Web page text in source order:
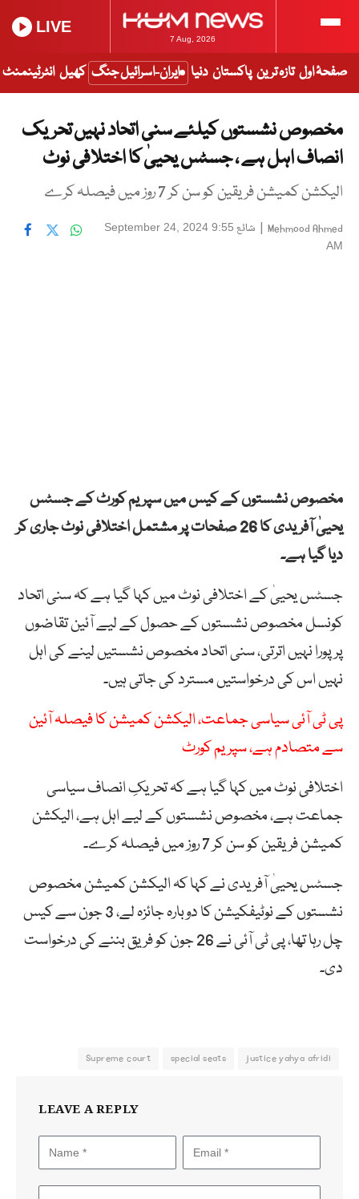
7 Aug, 2026
LIVE
صفحۂ اول تازہ ترین پاکستان دنیا ایران-اسرائیل جنگ کھیل انٹرٹینمنٹ
مخصوص نشستوں کیلئے سنی اتحاد نہیں تحریک
انصاف اہل ہے ، جسٹس یحییٰ کا اختلافی نوٹ
الیکشن کمیشن فریقین کو سن کر 7 روز میں فیصلہ کرے
Mehmood Ahmed
| شائع September 24, 2024 9:55
AM
مخصوص نشستوں کے کیس میں سپریم کورٹ کے جسٹس
یحییٰ آفریدی کا 26 صفحات پر مشتمل اختلافی نوٹ جاری کر
دیا گیا ہے۔
جسٹس یحییٰ کے اختلافی نوٹ میں کہا گیا ہے کہ سنی اتحاد
کونسل مخصوص نشستوں کے حصول کے لیے آئین تقاضوں
پر پورا نہیں اترتی، سنی اتحاد مخصوص نشستیں لینے کی اہل
نہیں اس کی درخواستیں مسترد کی جاتی ہیں۔
پی ٹی آئی سیاسی جماعت، الیکشن کمیشن کا فیصلہ آئین
سے متصادم ہے، سپریم کورٹ
اختلافی نوٹ میں کہا گیا ہے کہ تحریکِ انصاف سیاسی
جماعت ہے، مخصوص نشستوں کے لیے اہل ہے، الیکشن
کمیشن فریقین کو سن کر 7 روز میں فیصلہ کرے۔
جسٹس یحییٰ آفریدی نے کہا کہ الیکشن کمیشن مخصوص
نشستوں کے نوٹیفکیشن کا دوبارہ جائزہ لے، 3 جون سے کیس
چل رہا تھا، پی ٹی آئی نے 26 جون کو فریق بننے کی درخواست
دی۔
justice yahya afridi
special seats
Supreme court
LEAVE A REPLY